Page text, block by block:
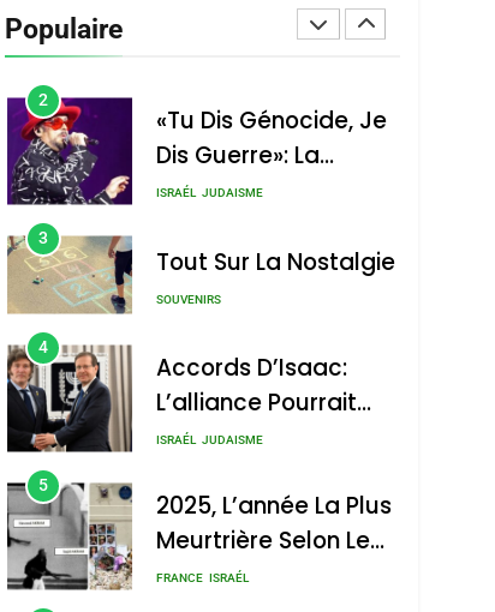
Populaire
Vanessa De Loya
2
«Tu Dis Génocide, Je
Dis Guerre»: La
Nouvelle Chanson De
ISRAÉL JUDAISME
3
Tout Sur La Nostalgie
SOUVENIRS
4
Accords D’Isaac:
L’alliance Pourrait
S’étendre À 13 Pays
ISRAÉL JUDAISME
5
2025, L’année La Plus
Meurtrière Selon Le
Rapport D’ADL
FRANCE ISRAÉL